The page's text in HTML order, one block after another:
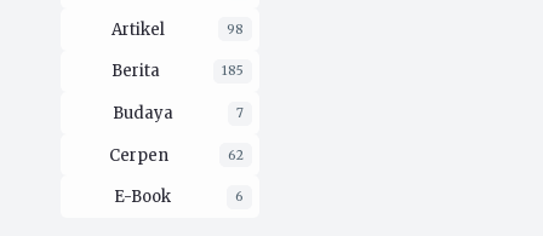
Artikel 98
Berita 185
Budaya 7
Cerpen 62
E-Book 6